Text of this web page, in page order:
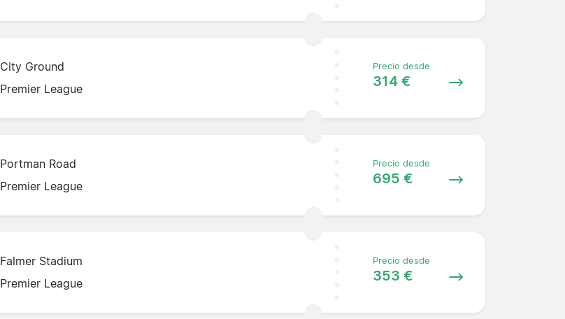
City Ground
Premier League
Precio desde
314 €
Portman Road
Premier League
Precio desde
695 €
Falmer Stadium
Premier League
Precio desde
353 €